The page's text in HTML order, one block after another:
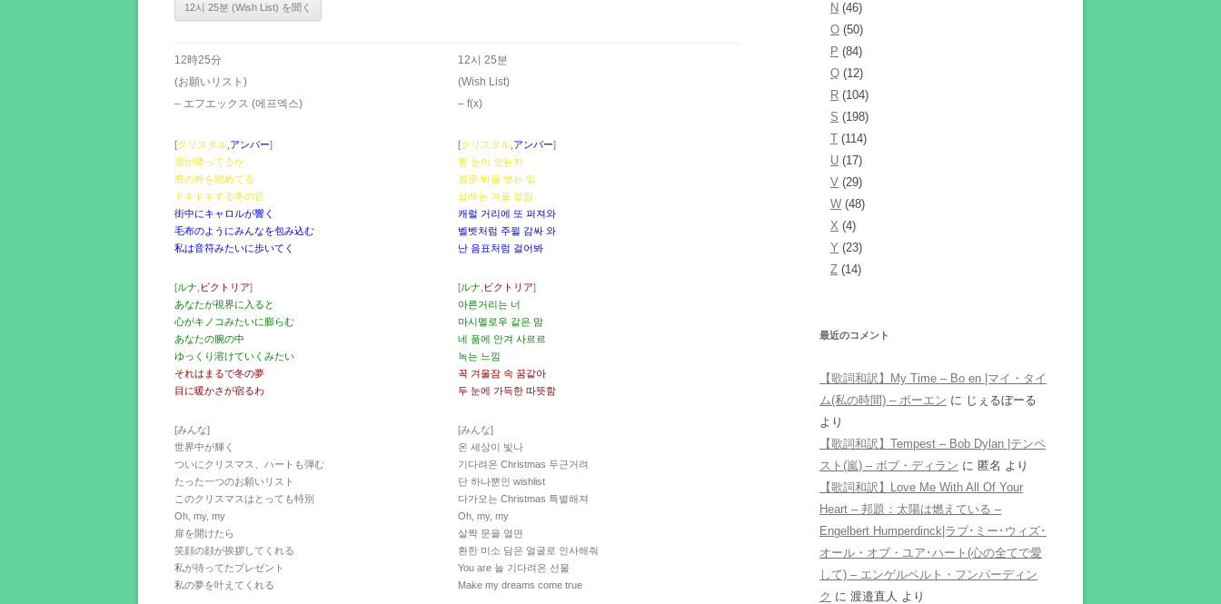
12時25分
(お願いリスト)
– エフエックス (에프엑스)
[クリスタル アンバー]
雪が降ってるか
窓の外を眺めてる
ドキドキする冬の音
街中にキャロルが響く
毛布のようにみんなを包み込む
私は音符みたいに歩いてく
[ルナ ビクトリア]
あなたが視界に入ると
心がキノコみたいに膨らむ
あなたの腕の中
ゆっくり溶けていくみたい
それはまるで冬の夢
目に暖かさが宿るわ
[みんな]
世界中が輝く
ついにクリスマス、ハートも弾む
たった一つのお願いリスト
このクリスマスはとっても特別
Oh, my, my
扉を開けたら
笑顔の顔が挨拶してくれる
私が待ってたプレゼント
私の夢を叶えてくれる
12시 25분
(Wish List)
– ​f(x)
[クリスタル アンバー]
흰 눈이 오는지
창문 밖을 보는 일
설레는 겨울 알람
캐럴 거리에 또 퍼져와
벨벳처럼 주윌 감싸 와
난 음표처럼 걸어봐
[ルナ ビクトリア]
아른거리는 너
마시멜로우 같은 맘
네 품에 안겨 사르르
녹는 느낌
꼭 겨울잠 속 꿈같아
두 눈에 가득한 따뜻함
[みんな]
온 세상이 빛나
기다려온 Christmas 두근거려
단 하나뿐인 wishlist
다가오는 Christmas 특별해져
Oh, my, my
살짝 문을 열면
환한 미소 담은 얼굴로 인사해줘
You are 늘 기다려온 선물
Make my dreams come true
N (46)
O (50)
P (84)
Q (12)
R (104)
S (198)
T (114)
U (17)
V (29)
W (48)
X (4)
Y (23)
Z (14)
最近のコメント
【歌詞和訳】My Time – Bo en |マイ・タイ
ム(私の時間) – ボーエン に じぇるぼーる
より
【歌詞和訳】Tempest – Bob Dylan |テンペ
スト(嵐) – ボブ・ディラン に 匿名 より
【歌詞和訳】Love Me With All Of Your
Heart – 邦題：太陽は燃えている –
Engelbert Humperdinck|ラブ･ミー･ウィズ･
オール・オブ・ユア･ハート(心の全てで愛
して) – エンゲルベルト・フンパーディン
ク に 渡邉直人 より